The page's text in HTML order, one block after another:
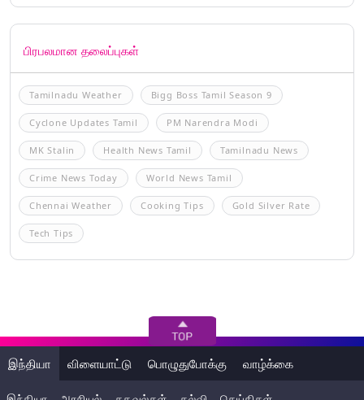
பிரபலமான தலைப்புகள்
Tamilnadu Weather Bigg Boss Tamil Season 9
Cyclone Updates Tamil PM Narendra Modi
MK Stalin Health News Tamil Tamilnadu News
Crime News Today World News Tamil
Chennai Weather Cooking Tips Gold Silver Rate
Tech Tips
இந்தியா விளையாட்டு பொழுதுபோக்கு வாழ்க்கை